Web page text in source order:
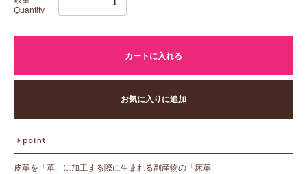
Quantity
カートに入れる
お気に入りに追加
皮革を「革」に加工する際に生まれる副産物の「床革」